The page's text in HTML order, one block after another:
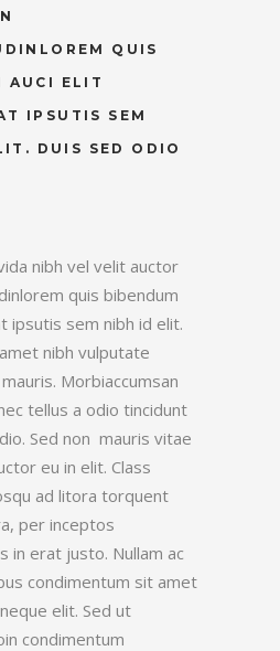
QUIS
AUCI ELIT
IPSUTIS SEM
DUIS SED ODIO
nibh vel velit auctor
quis bibendum
ipsutis sem nibh id elit.
nibh vulputate
Morbiaccumsan
tellus a odio tincidunt
Sed non mauris vitae
eu in elit. Class
ad litora torquent
per inceptos
in erat justo. Nullam ac
condimentum sit amet
elit. Sed ut
condimentum